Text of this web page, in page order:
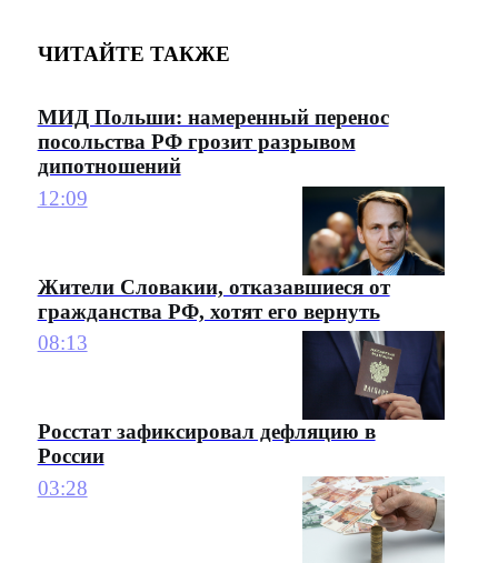
ЧИТАЙТЕ ТАКЖЕ
МИД Польши: намеренный перенос
посольства РФ грозит разрывом
дипотношений
12:09
Жители Словакии, отказавшиеся от
гражданства РФ, хотят его вернуть
08:13
Росстат зафиксировал дефляцию в
России
03:28